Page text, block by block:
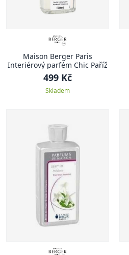
Maison Berger Paris
Interiérový parfém Chic Paříž
499 Kč
Skladem